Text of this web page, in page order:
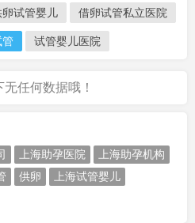
卵试管婴儿 借卵试管私立医院
试管婴儿医院
任何数据哦！
上海助孕医院
上海助孕机构
供卵
上海试管婴儿